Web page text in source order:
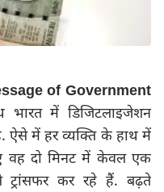
of Government
में डिजिटलाइजेशन
ऐसे में हर व्यक्ति के हाथ में
वह दो मिनट में केवल एक
कर रहे हैं. बढ़ते